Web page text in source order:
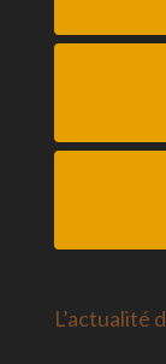
L’actualité